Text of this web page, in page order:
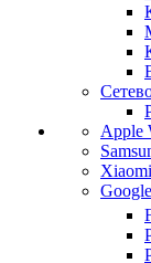
Apple
Xiaomi
Google